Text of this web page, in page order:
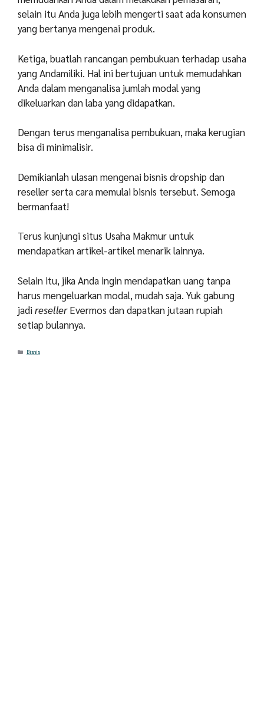
selain itu Anda juga lebih mengerti saat ada konsumen
yang bertanya mengenai produk.
Ketiga, buatlah rancangan pembukuan terhadap usaha
yang Andamiliki. Hal ini bertujuan untuk memudahkan
Anda dalam menganalisa jumlah modal yang
dikeluarkan dan laba yang didapatkan.
Dengan terus menganalisa pembukuan, maka kerugian
bisa di minimalisir.
Demikianlah ulasan mengenai bisnis dropship dan
reseller serta cara memulai bisnis tersebut. Semoga
bermanfaat!
Terus kunjungi situs Usaha Makmur untuk
mendapatkan artikel-artikel menarik lainnya.
Selain itu, jika Anda ingin mendapatkan uang tanpa
harus mengeluarkan modal, mudah saja. Yuk gabung
jadiresellerEvermos dan dapatkan jutaan rupiah
setiap bulannya.
Categories
Bisnis